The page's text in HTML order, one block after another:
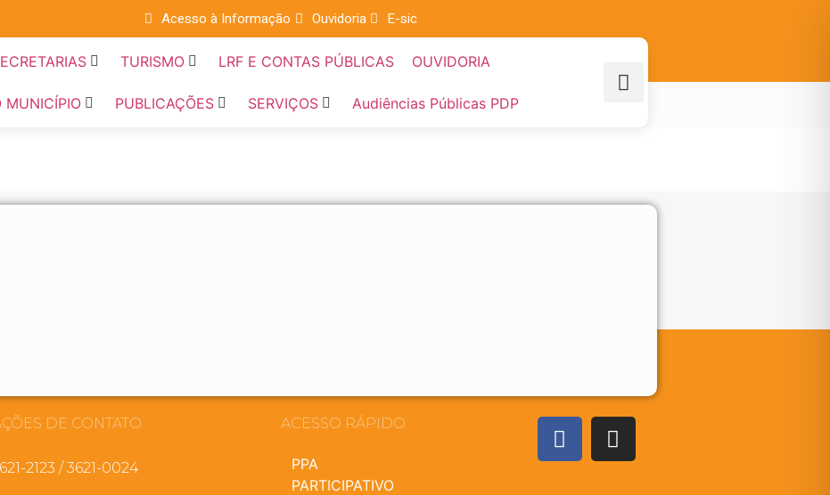
Acesso à Informação Ouvidoria E-sic
TURISMO LRF E CONTAS PÚBLICAS OUVIDORIA
MUNICÍPIO PUBLICAÇÕES SERVIÇOS Audiências Públicas PDP
DE CONTATO
2123 / 3621-0024
ACESSO RÁPIDO
PPA
PARTICIPATIVO